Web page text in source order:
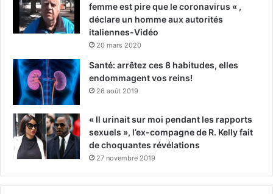
femme est pire que le coronavirus « ,
déclare un homme aux autorités
italiennes-Vidéo
20 mars 2020
Santé: arrêtez ces 8 habitudes, elles
endommagent vos reins!
26 août 2019
« Il urinait sur moi pendant les rapports
sexuels », l’ex-compagne de R. Kelly fait
de choquantes révélations
27 novembre 2019